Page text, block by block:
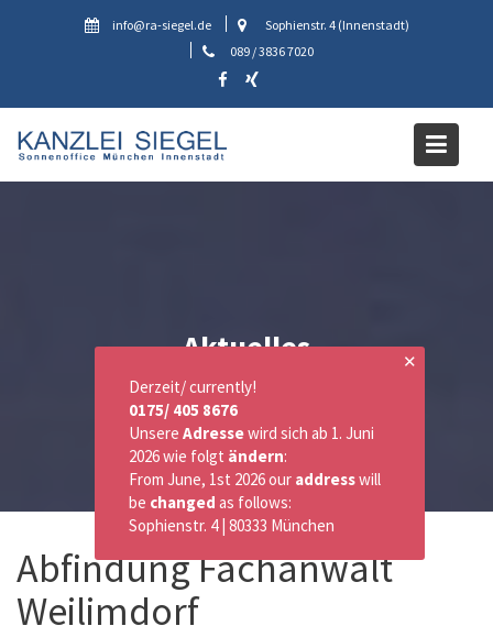
info@ra-siegel.de
Sophienstr. 4 (Innenstadt)
089 / 3836 7020
Aktuelles
Abfindung Fachanwalt
Weilimdorf
✕
Derzeit/ currently!
0175/ 405 8676
Unsere Adressewird sich ab 1. Juni
2026 wie folgt ändern:
From June, 1st 2026 our addresswill
be changed as follows:
Sophienstr. 4 | 80333 München